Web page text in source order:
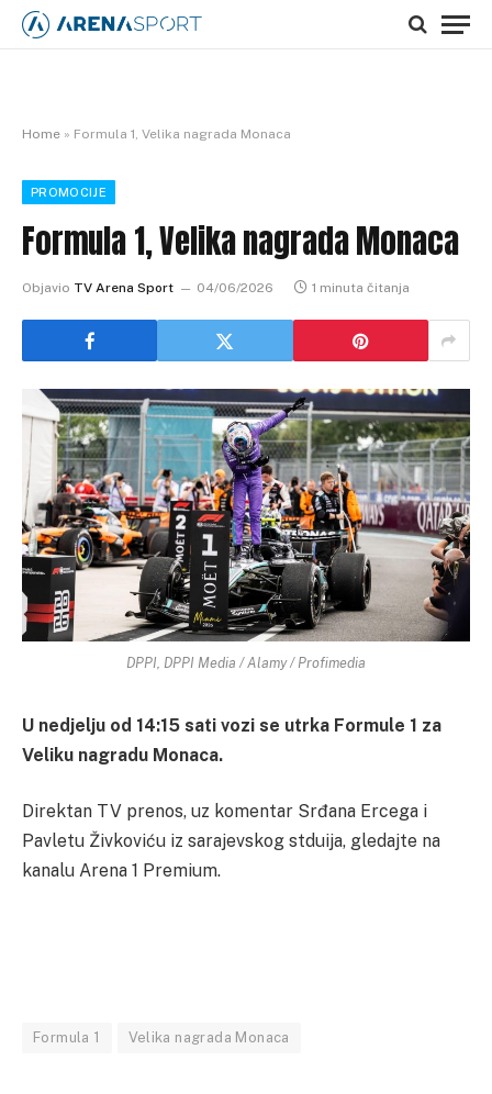
Home » Formula 1, Velika nagrada Monaca
PROMOCIJE
Formula 1, Velika nagrada Monaca
Objavio TV Arena Sport 04/06/2026 1 minuta čitanja
DPPI, DPPI Media / Alamy / Profimedia
U nedjelju od 14:15 sati vozi se utrka Formule 1 za
Veliku nagradu Monaca.
Direktan TV prenos, uz komentar Srđana Ercega i
Pavletu Živkoviću iz sarajevskog stduija, gledajte na
kanalu Arena 1 Premium.
Formula 1 Velika nagrada Monaca